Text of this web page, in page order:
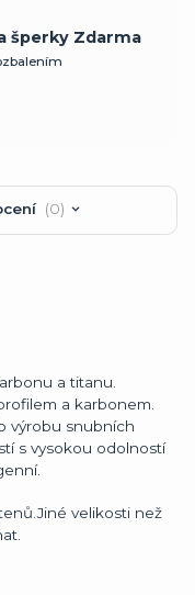
šperky Zdarma
0
a titanu.
a karbonem.
výrobu snubních
s vysokou odolností
velikosti než